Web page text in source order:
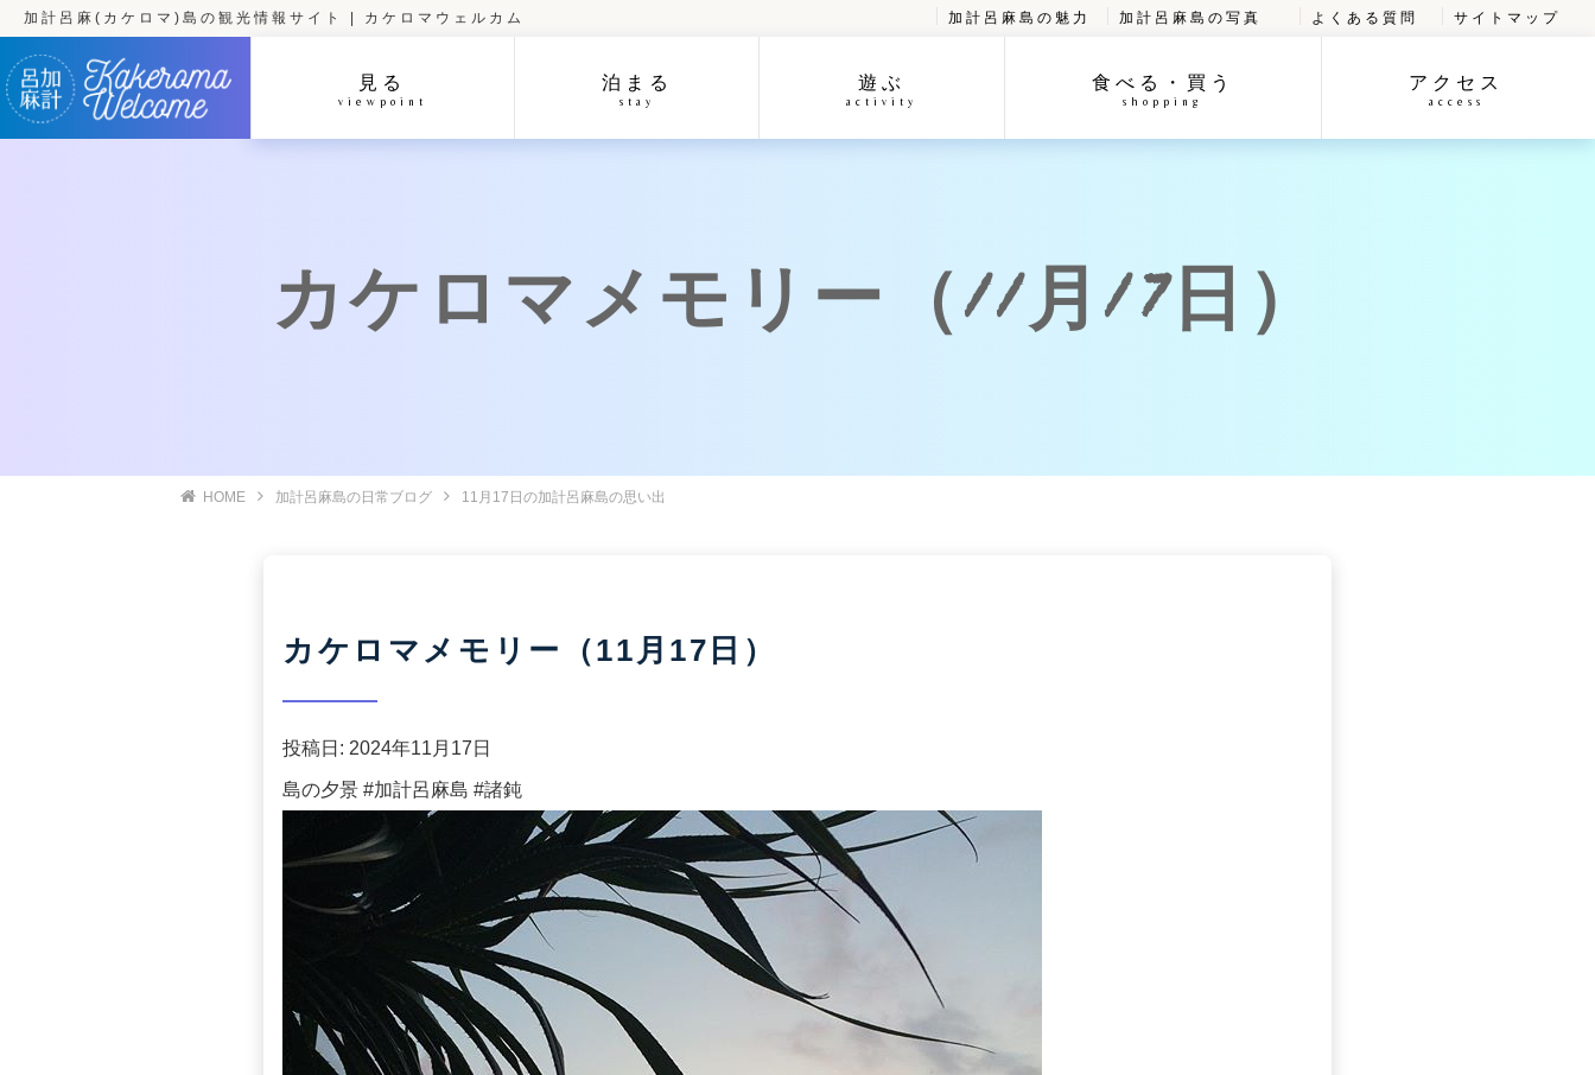
加計呂麻(カケロマ)島の観光情報サイト | カケロマウェルカム 加計呂麻島の魅力 加計呂麻島の写真 よくある質問 サイトマップ
見る
viewpoint
泊まる
stay
遊ぶ
activity
食べる・買う
shopping
アクセス
access
カケロマメモリー（11月17日）
HOME 加計呂麻島の日常ブログ 11月17日の加計呂麻島の思い出
カケロマメモリー（11月17日）
投稿日: 2024年11月17日
島の夕景 #加計呂麻島 #諸鈍